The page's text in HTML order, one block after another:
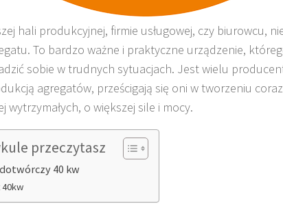
hali produkcyjnej, firmie usługowej, czy biurowcu,
To bardzo ważne i praktyczne urządzenie,
sobie w trudnych sytuacjach. Jest wielu
agregatów, prześcigają się oni w tworzeniu
wytrzymałych, o większej sile i mocy.
przeczytasz
40 kw